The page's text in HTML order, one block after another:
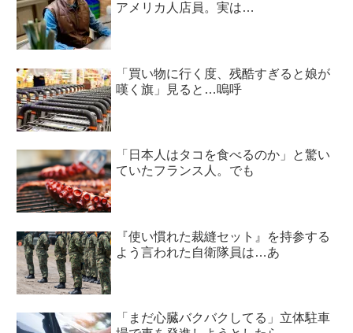
アメリカ人店員。実は…
「買い物に行く度、残酷すぎると娘が
嘆く旗」見ると…嗚呼
「日本人はタコを食べるのか」と驚い
ていたフランス人。でも
『使い慣れた裁縫セット』を持参する
よう言われた自衛隊員は…あ
「まだ心臓バクバクしてる」立体駐車